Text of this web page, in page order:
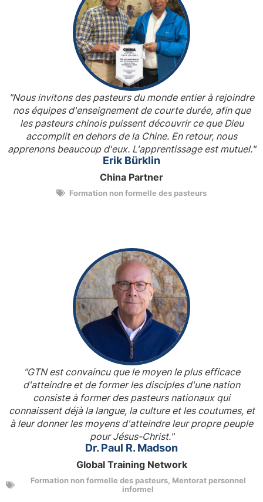
"Nous invitons des pasteurs du monde entier à rejoindre
nos équipes d'enseignement de courte durée, afin que
les pasteurs chinois puissent découvrir ce que Dieu
accomplit en dehors de la Chine. En retour, nous
apprenons beaucoup d'eux. L'apprentissage est mutuel."
Erik Bürklin
China Partner
Formation non formelle des pasteurs
"GTN est convaincu que le moyen le plus efficace
d'atteindre et de former les disciples d'une nation
consiste à former des pasteurs nationaux qui
connaissent déjà la langue, la culture et les coutumes, et
à leur donner les moyens d'atteindre leur propre peuple
pour Jésus-Christ."
Dr. Paul R. Madson
Global Training Network
Formation non formelle des pasteurs, Mentorat personnel
informel